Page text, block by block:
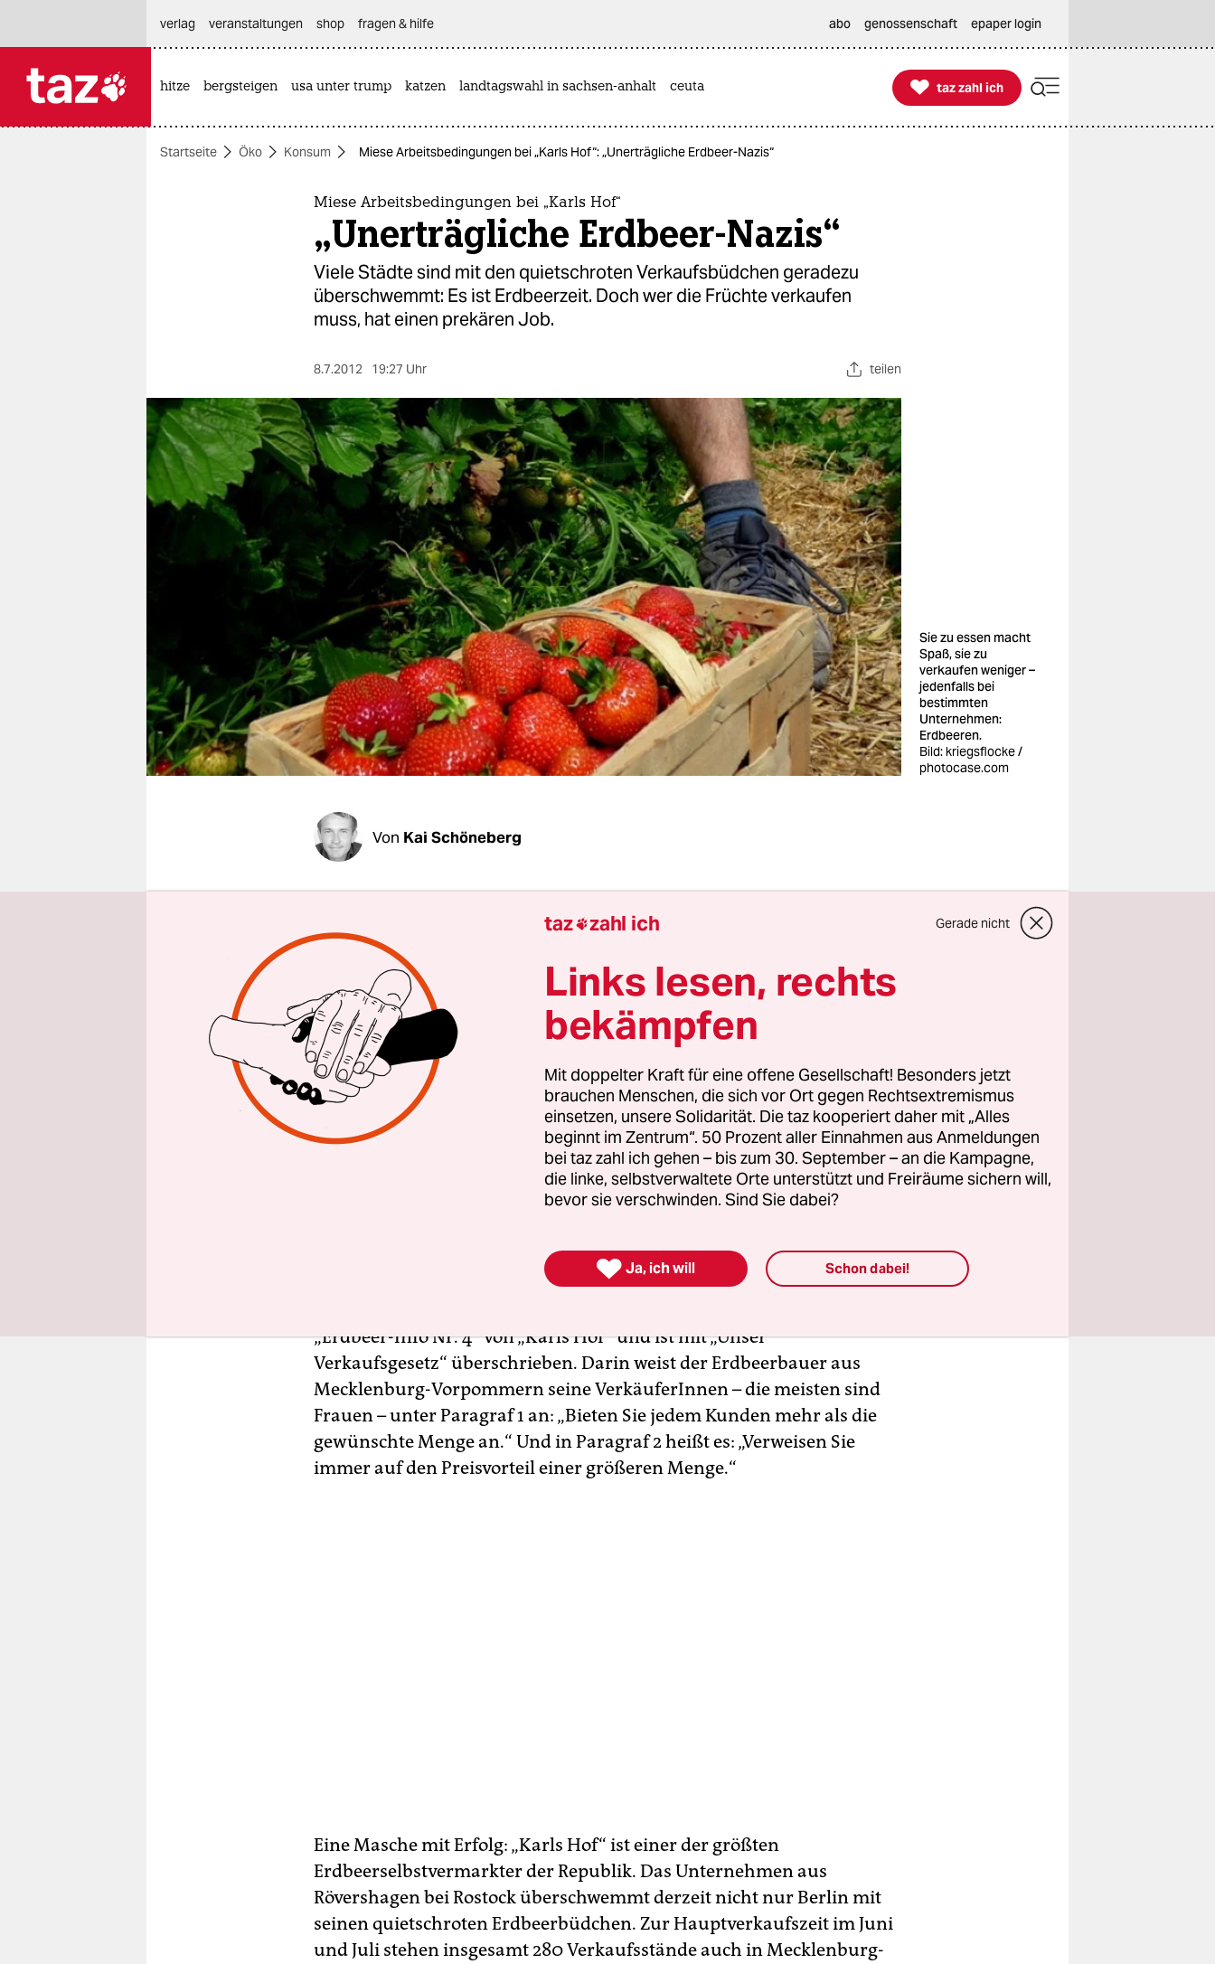
themen
berlin
nord
wahrheit
verlag
veranstaltungen
fragen & hilfe
unterstützen
abo
genossenschaft
verlag
veranstaltungen shop fragen & hilfe abo genossenschaft epaper login
hitze bergsteigen usa unter trump katzen landtagswahl in sachsen-anhalt ceuta 
taz zahl ich
taz zahl ich
Startseite Öko Konsum Miese Arbeitsbedingungen bei „Karls Hof“: „Unerträgliche Erdbeer-Nazis“
Miese Arbeitsbedingungen bei „Karls Hof“
„Unerträgliche Erdbeer-Nazis“
Viele Städte sind mit den quietschroten Verkaufsbüdchen geradezu
überschwemmt: Es ist Erdbeerzeit. Doch wer die Früchte verkaufen
muss, hat einen prekären Job.
8.7.2012 19:27 Uhr teilen
Sie zu essen macht
Spaß, sie zu
verkaufen weniger –
jedenfalls bei
bestimmten
Unternehmen:
Erdbeeren.
Bild: kriegsflocke /
photocase.com
Von Kai Schöneberg
„Schönen guten Tag, was kann ich für Sie tun?“
„Ein Pfund Erdbeeren bitte.“
„Bei einem Kilogramm sparen Sie 1,50 Euro.“
„Das klingt toll. Was mache ich nur mit so vielen Erdbeeren?“
„Ich habe brandneue Rezeptvorschläge … und den Rest naschen Sie
weg.“
„Dann nehme ich ein Kilo. Vielen Dank!“
„Ich danke Ihnen. Bis morgen!“
„Erdbeer-Info Nr. 4“ von „Karls Hof“ und ist mit „Unser
Verkaufsgesetz“ überschrieben. Darin weist der Erdbeerbauer aus
Mecklenburg-Vorpommern seine VerkäuferInnen – die meisten sind
Frauen – unter Paragraf 1 an: „Bieten Sie jedem Kunden mehr als die
gewünschte Menge an.“ Und in Paragraf 2 heißt es: „Verweisen Sie
immer auf den Preisvorteil einer größeren Menge.“
Eine Masche mit Erfolg: „Karls Hof“ ist einer der größten
Erdbeerselbstvermarkter der Republik. Das Unternehmen aus
Rövershagen bei Rostock überschwemmt derzeit nicht nur Berlin mit
seinen quietschroten Erdbeerbüdchen. Zur Hauptverkaufszeit im Juni
und Juli stehen insgesamt 280 Verkaufsstände auch in Mecklenburg-
taz zahl ich Gerade nicht
Links lesen, rechts
bekämpfen
Mit doppelter Kraft für eine offene Gesellschaft! Besonders jetzt
brauchen Menschen, die sich vor Ort gegen Rechtsextremismus
einsetzen, unsere Solidarität. Die taz kooperiert daher mit „Alles
beginnt im Zentrum“. 50 Prozent aller Einnahmen aus Anmeldungen
bei taz zahl ich gehen – bis zum 30. September – an die Kampagne,
die linke, selbstverwaltete Orte unterstützt und Freiräume sichern will,
bevor sie verschwinden. Sind Sie dabei?
 Ja, ich will Schon dabei!